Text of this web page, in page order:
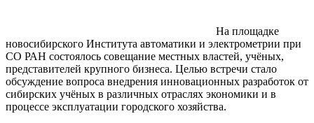
На площадке
новосибирского Института автоматики и электрометрии при
СО РАН состоялось совещание местных властей, учёных,
представителей крупного бизнеса. Целью встречи стало
обсуждение вопроса внедрения инновационных разработок от
сибирских учёных в различных отраслях экономики и в
процессе эксплуатации городского хозяйства.